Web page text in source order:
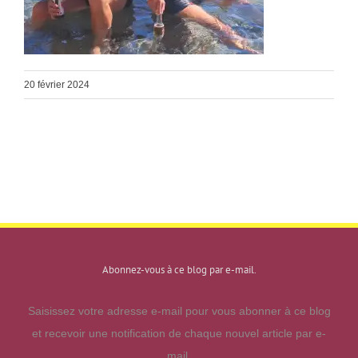
20 février 2024
Abonnez-vous à ce blog par e-mail.
Saisissez votre adresse e-mail pour vous abonner à ce blog
et recevoir une notification de chaque nouvel article par e-